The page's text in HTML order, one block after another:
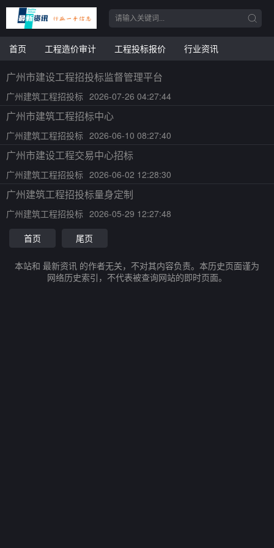
首页 工程造价审计 工程投标报价 行业资讯
广州市建设工程招投标监督管理平台
广州建筑工程招投标 2026-07-26 04:27:44
广州市建筑工程招标中心
广州建筑工程招投标 2026-06-10 08:27:40
广州市建设工程交易中心招标
广州建筑工程招投标 2026-06-02 12:28:30
广州建筑工程招投标量身定制
广州建筑工程招投标 2026-05-29 12:27:48
首页
尾页
本站和 最新资讯 的作者无关，不对其内容负责。本历史页面谨为
网络历史索引，不代表被查询网站的即时页面。